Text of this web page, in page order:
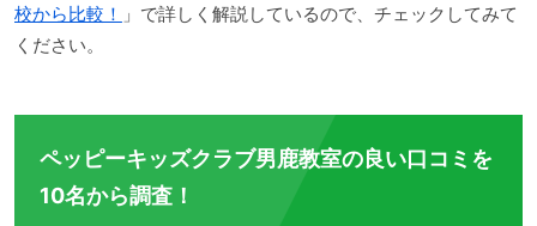
校から比較！ 」で詳しく解説しているので、チェックしてみて
ください。
ペッピーキッズクラブ男鹿教室の良い口コミを
10名から調査！